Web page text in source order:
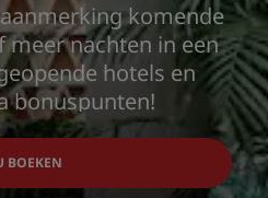
komende
nachten in een
hotels en
bonuspunten!
BOEKEN